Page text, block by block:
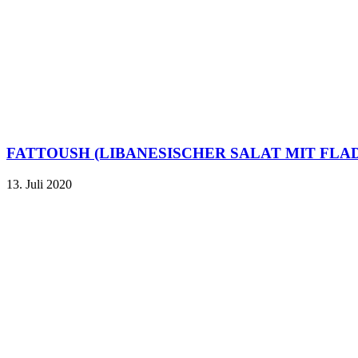
FATTOUSH (LIBANESISCHER SALAT MIT
13. Juli 2020